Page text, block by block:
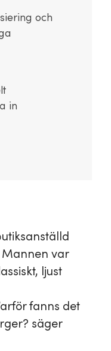
och
in
var
ljust
fanns det
säger